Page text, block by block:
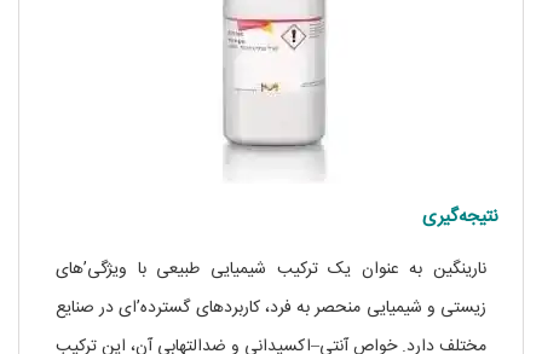
نتیجه‌گیری
نارینگین به عنوان یک ترکیب شیمیایی طبیعی با ویژگی’های
زیستی و شیمیایی منحصر به فرد، کاربردهای گسترده’ای در صنایع
مختلف دارد. خواص آنتی–اکسیدانی و ضدالتهابی آن، این ترکیب